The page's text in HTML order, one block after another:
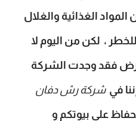
الغذائية والغلال
، لكن من اليوم لا
فقد وجدت الشركة
فيشركة رش دفان
على بيوتكم و